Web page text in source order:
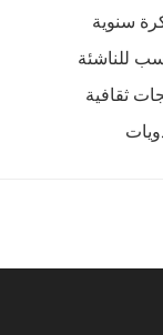
سنوية
للناشئة
ثقافية